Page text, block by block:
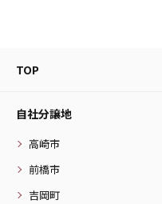
TOP
自社分譲地
高崎市
前橋市
吉岡町